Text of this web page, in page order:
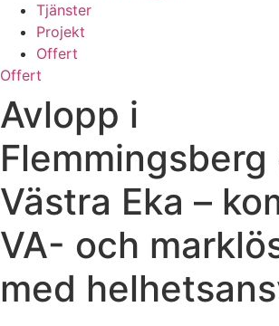
Tjänster
Projekt
Offert
Offert
Avlopp i
Flemmingsberg
Västra Eka –
VA- och
med